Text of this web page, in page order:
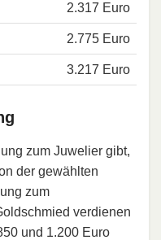
2.317 Euro
2.775 Euro
3.217 Euro
zum Juwelier gibt,
der gewählten
zum
verdienen
und 1.200 Euro